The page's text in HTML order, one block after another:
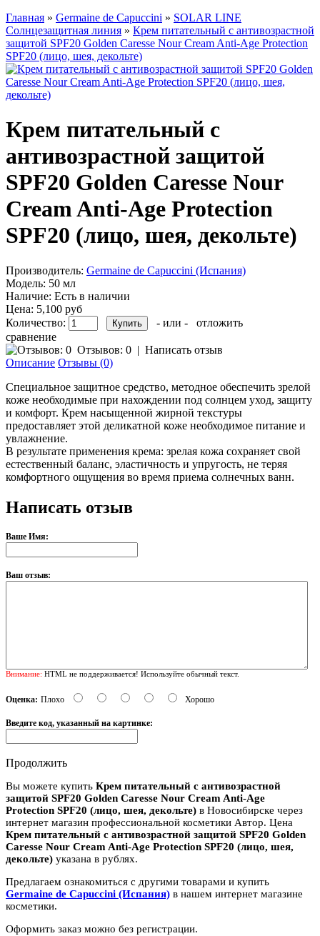
Главная » Germaine de Capuccini » SOLAR LINE
Солнцезащитная линия » Крем питательный с антивозрастной
защитой SPF20 Golden Caresse Nour Cream Anti-Age Protection
SPF20 (лицо, шея, декольте)
Крем питательный с
антивозрастной защитой
SPF20 Golden Caresse Nour
Cream Anti-Age Protection
SPF20 (лицо, шея, декольте)
Производитель: Germaine de Capuccini (Испания)
Модель: 50 мл
Наличие: Есть в наличии
Цена: 5,100 руб
Количество:
- или -
отложить
сравнение
Отзывов: 0 | Написать отзыв
Описание Отзывы (0)
Специальное защитное средство, методное обеспечить зрелой
коже необходимые при нахождении под солнцем уход, защиту
и комфорт. Крем насыщенной жирной текстуры
предоставляет этой деликатной коже необходимое питание и
увлажнение.
В результате применения крема: зрелая кожа сохраняет свой
естественный баланс, эластичность и упругость, не теряя
комфортного ощущения во время приема солнечных ванн.
Написать отзыв
Ваше Имя:
Ваш отзыв:
Внимание: HTML не поддерживается! Используйте обычный текст.
Оценка: Плохо Хорошо
Введите код, указанный на картинке:
Продолжить
Вы можете купить Крем питательный с антивозрастной
защитой SPF20 Golden Caresse Nour Cream Anti-Age
Protection SPF20 (лицо, шея, декольте) в Новосибирске через
интернет магазин профессиональной косметики Автор. Цена
Крем питательный с антивозрастной защитой SPF20 Golden
Caresse Nour Cream Anti-Age Protection SPF20 (лицо, шея,
декольте) указана в рублях.
Предлагаем ознакомиться с другими товарами и купить
Germaine de Capuccini (Испания) в нашем интернет магазине
косметики.
Оформить заказ можно без регистрации.